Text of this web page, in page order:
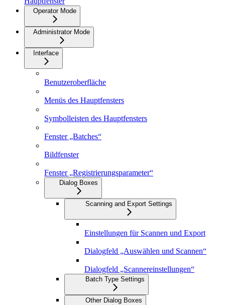
Operator Mode
Administrator Mode
Interface
Benutzeroberfläche
Menüs des Hauptfensters
Symbolleisten des Hauptfensters
Fenster „Batches“
Bildfenster
Fenster „Registrierungsparameter“
Dialog Boxes
Scanning and Export Settings
Einstellungen für Scannen und Export
Dialogfeld „Auswählen und Scannen“
Dialogfeld „Scannereinstellungen“
Batch Type Settings
Other Dialog Boxes